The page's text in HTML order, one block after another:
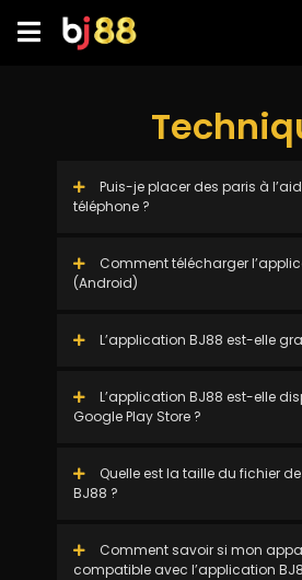
content
Puis-je placer des paris à
téléphone ?
Comment télécharger
(Android)
L’application BJ88 est-elle
L’application BJ88 est-elle
Google Play Store ?
Quelle est la taille du fichier
BJ88 ?
Comment savoir si mon
compatible avec l’application